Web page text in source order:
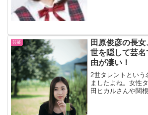
芸能
田原俊彦の長
世を隠して芸
由が凄い！
2世タレントという
ましたよね。女性
田ヒカルさんや関